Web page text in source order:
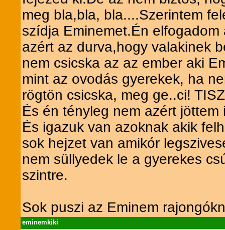
meg bla,bla, bla....Szerintem
szídja Eminemet.Én
azért az durva,hogy valakinek
nem csicska az az ember aki
mint az ovodás gyerekek, ha
rögtön csicska, meg ge..ci!
És én tényleg nem azért
És igazuk van azoknak akik
sok hejzet van amikór
nem süllyedek le a gyerekes
szintre.
Sok puszi az Eminem
eminemkiki